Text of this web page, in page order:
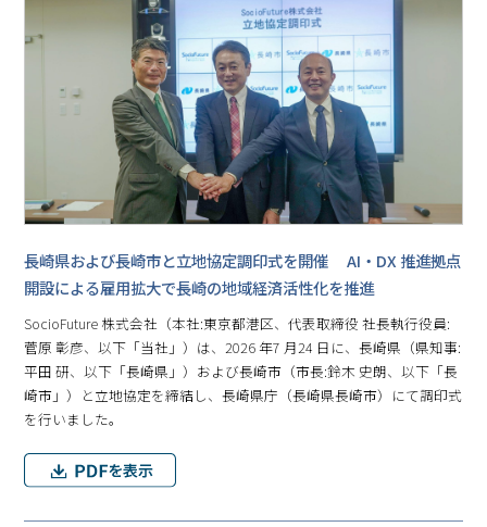
⾧崎県および⾧崎市と立地協定調印式を開催 AI・DX 推進拠点
開設による雇用拡大で⾧崎の地域経済活性化を推進
SocioFuture 株式会社（本社:東京都港区、代表取締役 社⾧執行役員:
菅原 彰彦、以下「当社」）は、2026 年7 月24 日に、⾧崎県（県知事:
平田 研、以下「⾧崎県」）および⾧崎市（市⾧:鈴木 史朗、以下「⾧
崎市」）と立地協定を締結し、⾧崎県庁（⾧崎県⾧崎市）にて調印式
を行いました。